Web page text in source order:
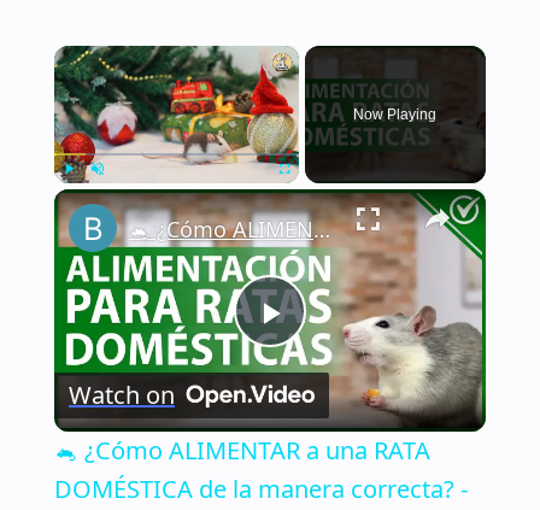
×
Play Unmute Fullscreen
Now Playing
×
Play
Video
🐁 ¿Cómo ALIMENTAR a una RATA DOMÉSTICA de la manera correcta? - Nutrición 🐁🏡
Watch on
🐁 ¿Cómo ALIMENTAR a una RATA
DOMÉSTICA de la manera correcta? -